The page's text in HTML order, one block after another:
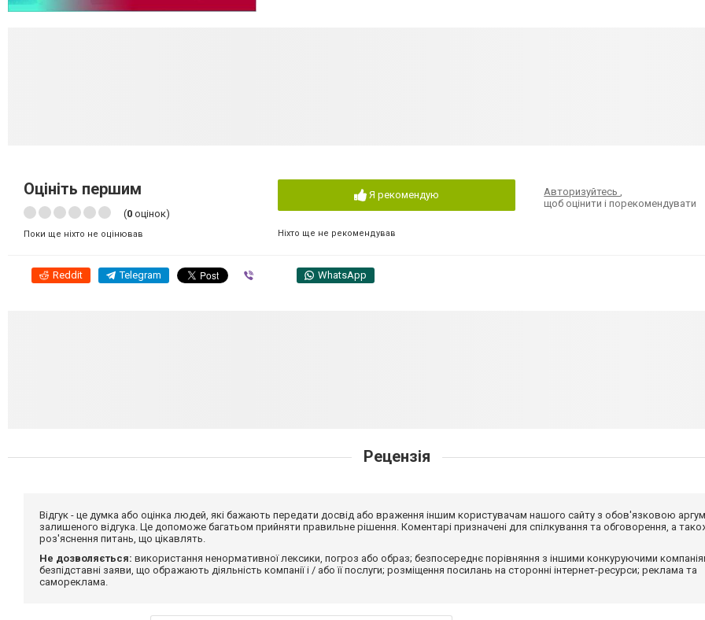
Оцініть першим
(0 оцінок)
Поки ще ніхто не оцінював
Я рекомендую
Ніхто ще не рекомендував
Авторизуйтесь
щоб оцінити і порекомендувати
Reddit Telegram WhatsApp
Рецензія
Відгук - це думка або оцінка людей, які бажають передати досвід або враження іншим користувачам нашого сайту з обов'язковою
залишеного відгука. Це допоможе багатьом прийняти правильне рішення. Коментарі призначені для спілкування та обговорення, а
роз'яснення питань, що цікавлять.
Не дозволяється: використання ненормативної лексики, погроз або образ; безпосереднє порівняння з іншими конкуруючими
безпідставні заяви, що ображають діяльність компанії і / або її послуги; розміщення посилань на сторонні інтернет-ресурси; реклама та
самореклама.